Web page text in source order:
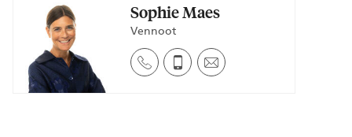
Sophie Maes
Vennoot